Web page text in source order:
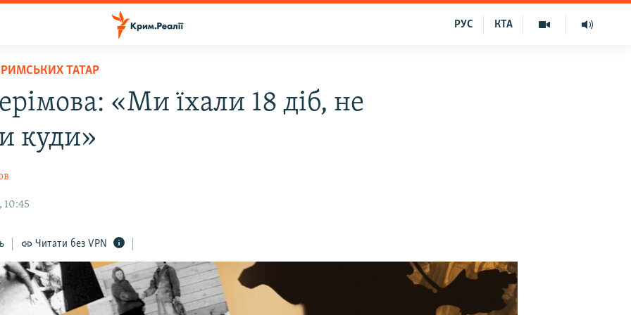
КТА
РУС
ТАТАР
«Ми їхали 18 діб, не
куди»
10:45
Читати без VPN